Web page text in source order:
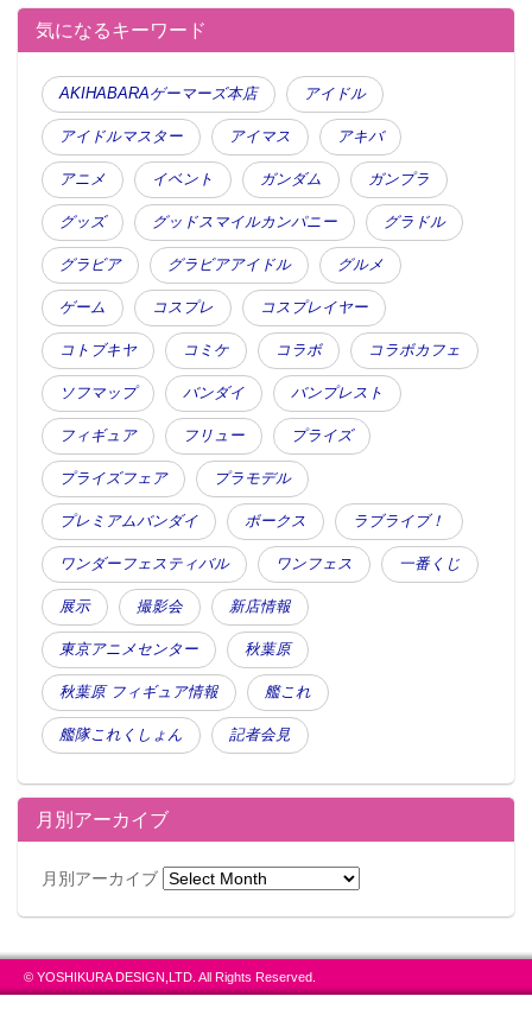
気になるキーワード
AKIHABARAゲーマーズ本店 アイドル
アイドルマスター アイマス アキバ
アニメ イベント ガンダム ガンプラ
グッズ グッドスマイルカンパニー グラドル
グラビア グラビアアイドル グルメ
ゲーム コスプレ コスプレイヤー
コトブキヤ コミケ コラボ コラボカフェ
ソフマップ バンダイ バンプレスト
フィギュア フリュー プライズ
プライズフェア プラモデル
プレミアムバンダイ ボークス ラブライブ！
ワンダーフェスティバル ワンフェス 一番くじ
展示 撮影会 新店情報
東京アニメセンター 秋葉原
秋葉原 フィギュア情報 艦これ
艦隊これくしょん 記者会見
月別アーカイブ
月別アーカイブ
© YOSHIKURA DESIGN,LTD. All Rights Reserved.